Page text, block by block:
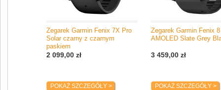
Zegarek Garmin Fenix 7X Pro
Solar czarny z czarnym
paskiem
2 099,00 zł
POKAŻ SZCZEGÓŁY >
Zegarek Garmin Fenix
AMOLED Slate Grey
3 459,00 zł
POKAŻ SZCZEGÓŁY >